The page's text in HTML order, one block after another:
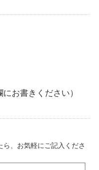
お書きください）
、お気軽にご記入くださ